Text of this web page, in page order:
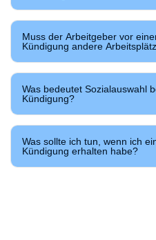
Muss der Arbeitgeber vor
Kündigung andere
Was bedeutet Sozialauswahl
Kündigung?
Was sollte ich tun, wenn ich
Kündigung erhalten habe?